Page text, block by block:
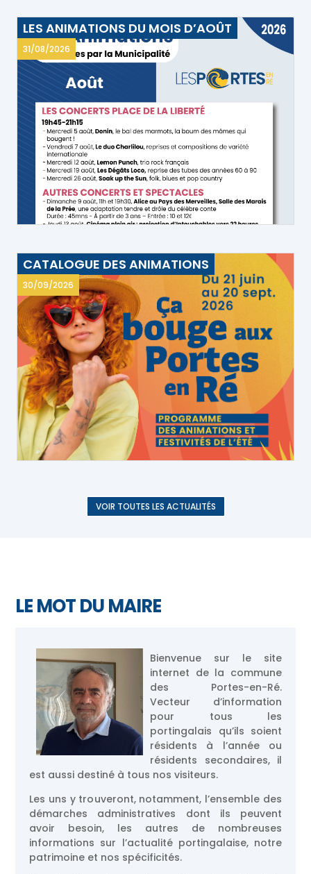
LES ANIMATIONS DU MOIS D’AOÛT
31/08/2026
CATALOGUE DES ANIMATIONS
30/09/2026
VOIR TOUTES LES ACTUALITÉS
LE MOT DU MAIRE
Bienvenue sur le site
internet de la commune
des Portes-en-Ré.
Vecteur d’information
pour tous les
portingalais qu’ils soient
résidents à l’année ou
résidents secondaires, il
est aussi destiné à tous nos visiteurs.
Les uns y trouveront, notamment, l’ensemble des
démarches administratives dont ils peuvent
avoir besoin, les autres de nombreuses
informations sur l’actualité portingalaise, notre
patrimoine et nos spécificités.